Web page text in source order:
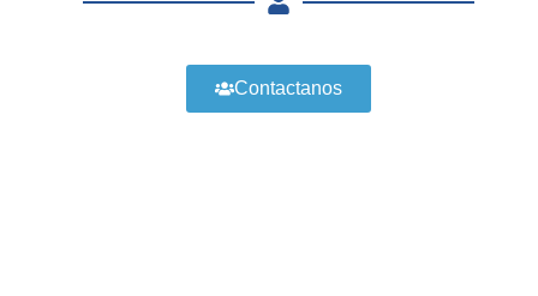
Contactanos